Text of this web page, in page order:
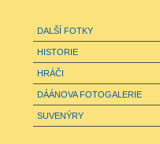
DALŠÍ FOTKY
HISTORIE
HRÁČI
DÁÁNOVA FOTOGALERIE
SUVENÝRY